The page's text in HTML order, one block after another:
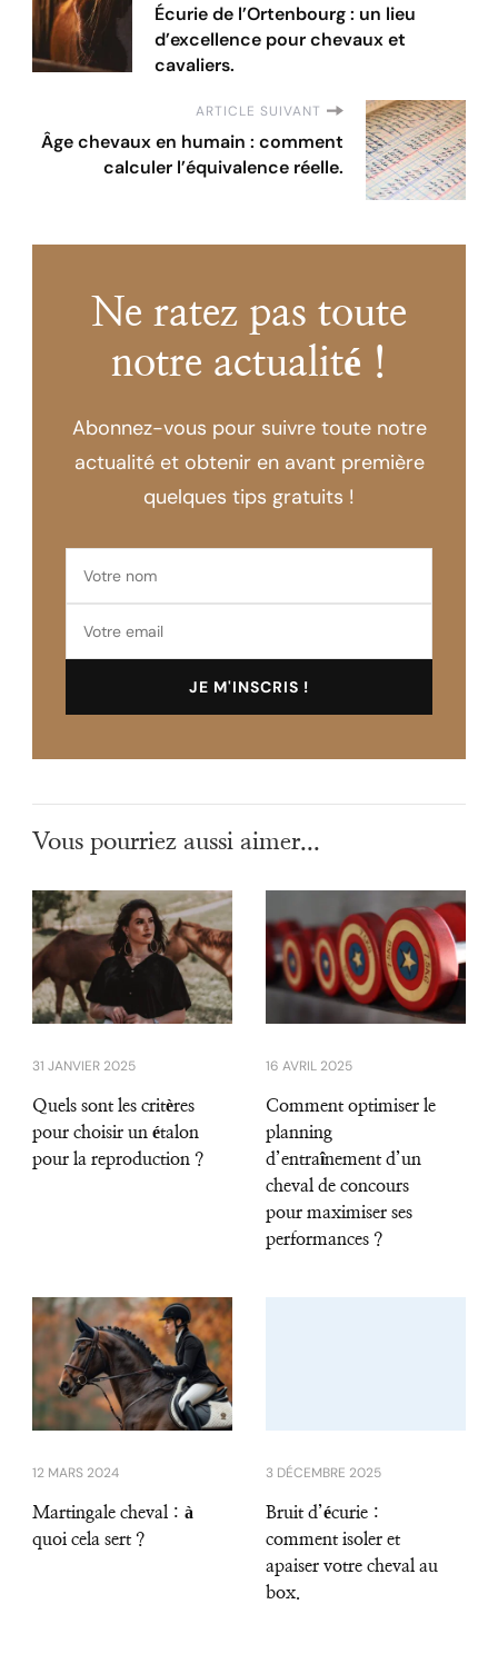
Écurie de l’Ortenbourg : un lieu
d’excellence pour chevaux et
cavaliers.
ARTICLE SUIVANT
Âge chevaux en humain : comment
calculer l’équivalence réelle.
Ne ratez pas toute
notre actualité !
Abonnez-vous pour suivre toute notre
actualité et obtenir en avant première
quelques tips gratuits !
Vous pourriez aussi aimer...
31 JANVIER 2025
Quels sont les critères
pour choisir un étalon
pour la reproduction ?
16 AVRIL 2025
Comment optimiser le
planning
d’entraînement d’un
cheval de concours
pour maximiser ses
performances ?
12 MARS 2024
Martingale cheval : à
quoi cela sert ?
3 DÉCEMBRE 2025
Bruit d’écurie :
comment isoler et
apaiser votre cheval au
box.